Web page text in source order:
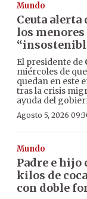
Mundo
Ceuta alerta
los
El presidente de
miércoles de
quedan en este
tras la crisis
ayuda del
Agosto 5, 2026
Mundo
Padre e hijo
kilos de
con doble